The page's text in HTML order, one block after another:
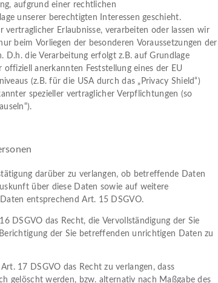
aufgrund einer rechtlichen
unserer berechtigten Interessen geschieht.
vertraglicher Erlaubnisse, verarbeiten oder lassen wir
beim Vorliegen der besonderen Voraussetzungen der
D.h. die Verarbeitung erfolgt z.B. auf Grundlage
offiziell anerkannten Feststellung eines der EU
(z.B. für die USA durch das „Privacy Shield“)
spezieller vertraglicher Verpflichtungen (so
darüber zu verlangen, ob betreffende Daten
über diese Daten sowie auf weitere
entsprechend Art. 15 DSGVO.
DSGVO das Recht, die Vervollständigung der Sie
der Sie betreffenden unrichtigen Daten zu
17 DSGVO das Recht zu verlangen, dass
gelöscht werden, bzw. alternativ nach Maßgabe des